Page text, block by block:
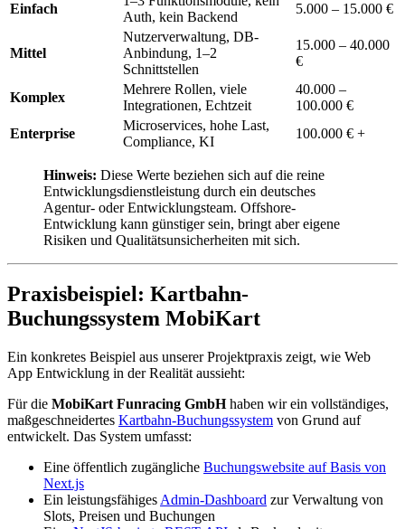
Einfach
Auth, kein Backend
5.000 – 15.000 €
Mittel
Nutzerverwaltung, DB-
Anbindung, 1–2
Schnittstellen
15.000 – 40.000
€
Komplex
Mehrere Rollen, viele
Integrationen, Echtzeit
40.000 –
100.000 €
Enterprise
Microservices, hohe Last,
Compliance, KI
100.000 € +
Hinweis: Diese Werte beziehen sich auf die reine
Entwicklungsdienstleistung durch ein deutsches
Agentur- oder Entwicklungsteam. Offshore-
Entwicklung kann günstiger sein, bringt aber eigene
Risiken und Qualitätsunsicherheiten mit sich.
Praxisbeispiel: Kartbahn-
Buchungssystem MobiKart
Ein konkretes Beispiel aus unserer Projektpraxis zeigt, wie Web
App Entwicklung in der Realität aussieht:
Für die MobiKart Funracing GmbHhaben wir ein vollständiges,
maßgeschneidertes Kartbahn-Buchungssystem von Grund auf
entwickelt. Das System umfasst:
Eine öffentlich zugängliche Buchungswebsite auf Basis von
Next.js
Ein leistungsfähiges Admin-Dashboard zur Verwaltung von
Slots, Preisen und Buchungen